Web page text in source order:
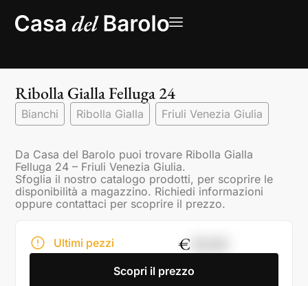
Ribolla Gialla Felluga 24
Bianchi Ribolla Gialla Friuli Venezia Giulia
Da Casa del Barolo puoi trovare Ribolla Gialla
Felluga 24 – Friuli Venezia Giulia.
Sfoglia il nostro catalogo prodotti, per scoprire le
disponibilità a magazzino. Richiedi informazioni
oppure contattaci per scoprire il prezzo.
Ultimi pezzi €
Scopri il prezzo